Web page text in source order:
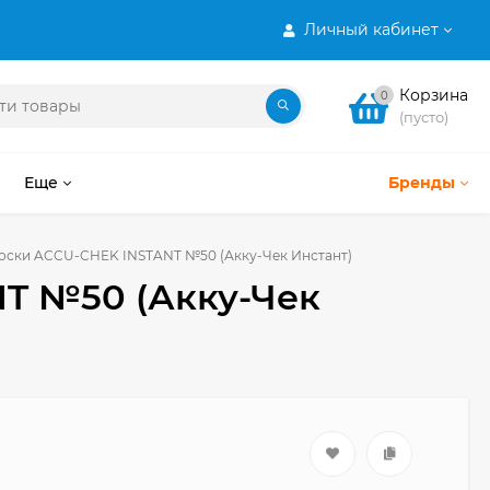
Личный кабинет
0 Корзина
(пусто)
Бренды
Еще
ACCU-CHEK INSTANT №50 (Акку-Чек Инстант)
№50 (Акку-Чек